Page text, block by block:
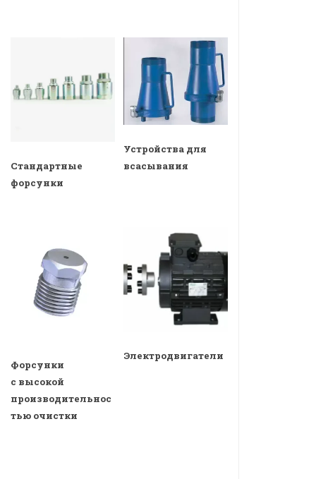
Стандартные
форсунки
Устройства для
всасывания
Форсунки
с высокой
производительнос
тью очистки
Электродвигатели